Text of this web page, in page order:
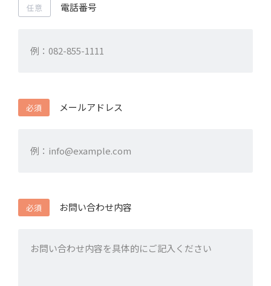
任意 電話番号
必須 メールアドレス
必須 お問い合わせ内容